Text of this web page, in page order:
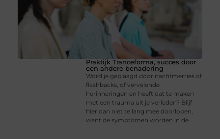
Praktijk Tranceforma, succes door
een andere benadering
Word je geplaagd door nachtmerries of
flashbacks, of vervelende
herinneringen en heeft dat te maken
met een trauma uit je verleden? Blijf
hier dan niet te lang mee doorlopen,
want de symptomen worden in de